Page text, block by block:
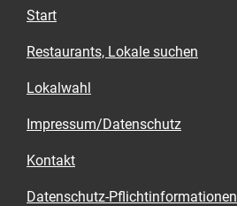
Start
Restaurants, Lokale suchen
Lokalwahl
Impressum/Datenschutz
Kontakt
Datenschutz-Pflichtinformationen